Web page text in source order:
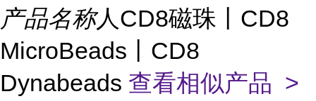
产品名称人CD8磁珠丨CD8
MicroBeads丨CD8
Dynabeads 查看相似产品 >